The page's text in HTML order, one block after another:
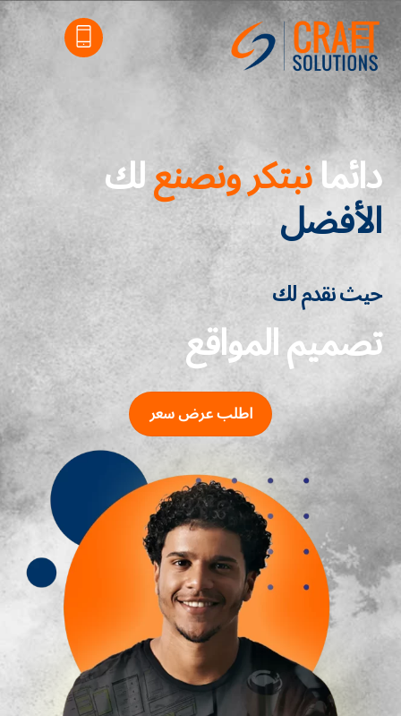
to
content
Menu
دائمانبتكر ونصنع لك
الأفضل
حيث نقدم لك
تصميم المواقع
اطلب عرض سعر